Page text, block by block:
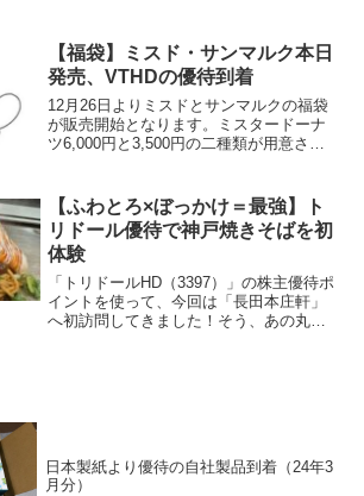
優待券は正式には「株主優待番号ご案内
書」と言い...
【福袋】ミスド・サンマルク本日
発売、VTHDの優待到着
12月26日よりミスドとサンマルクの福袋
が販売開始となります。ミスタードーナ
ツ6,000円と3,500円の二種類が用意され
セット、3,500円福袋はドーナツ引き...
【ふわとろ×ぼっかけ＝最強】ト
リドール優待で神戸焼きそばを初
体験
「トリドールHD（3397）」の株主優待ポ
イントを使って、今回は「長田本庄軒」
へ初訪問してきました！そう、あの丸亀
日本製紙より優待の自社製品到着（24年3
月分）